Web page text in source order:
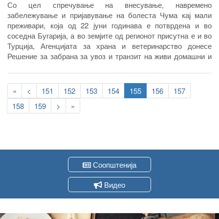
Со цел спречување на внесување, навремено
забележување и пријавување на болеста Чума кај мали
преживари, која од 22 јуни годинава е потврдена и во
соседна Бугарија, а во земјите од регионот присутна е и во
Турција, Агенцијата за храна и ветеринарство донесе
Решение за забрана за увоз и транзит на живи домашни и
домашни и диви мали преживари, месо од домашни и диви
мали праживари, производи и преработки од месо од
домашни и диви мали преживари, млеко и производи од
млеко од домашни и диви мали преживари, како и
евентуална појава на болеста и кај нас.
Pagination
First
page
«
Previous
page
< Page
151 Page
152 Page
153 Page
154
Current
page
155 Page
156 Page
157
Page
158 Page
159
Следна
страна
>
Last
page
»
Соопштенија
Видео